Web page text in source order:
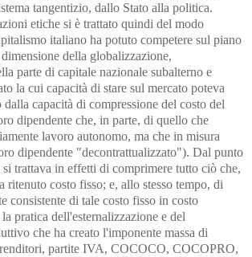
tangentizio, dallo Stato alla politica.
etiche si è trattato quindi del modo
italiano ha potuto competere sul piano
della globalizzazione,
parte di capitale nazionale subalterno e
la cui capacità di stare sul mercato poteva
dalla capacità di compressione del costo del
dipendente che, in parte, di quello che
lavoro autonomo, ma che in misura
dipendente "decontrattualizzato"). Dal punto
trattava in effetti di comprimere tutto ciò che,
ritenuto costo fisso; e, allo stesso tempo, di
consistente di tale costo fisso in costo
pratica dell'esternalizzazione e del
che ha creato l'imponente massa di
partite IVA, COCOCO, COCOPRO,